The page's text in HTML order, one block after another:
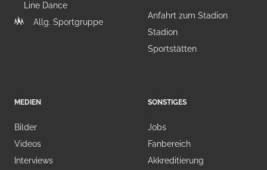
Line Dance
Allg. Sportgruppe
Anfahrt zum Stadion
Stadion
Sportstätten
MEDIEN
Bilder
Videos
Interviews
SONSTIGES
Jobs
Fanbereich
Akkreditierung